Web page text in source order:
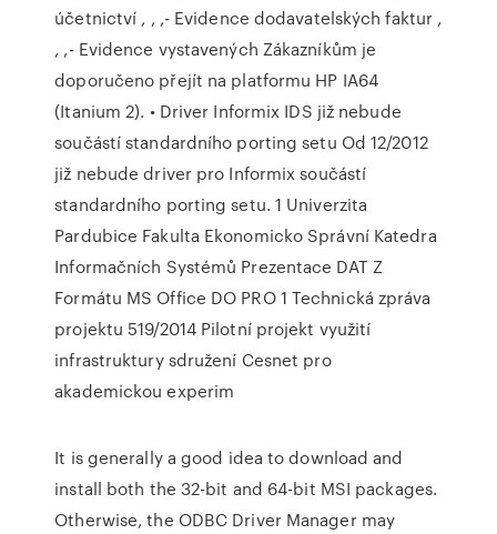
účetnictví , , ,- Evidence dodavatelských faktur ,
, ,- Evidence vystavených Zákazníkům je
doporučeno přejít na platformu HP IA64
(Itanium 2). • Driver Informix IDS již nebude
součástí standardního porting setu Od 12/2012
již nebude driver pro Informix součástí
standardního porting setu. 1 Univerzita
Pardubice Fakulta Ekonomicko Správní Katedra
Informačních Systémů Prezentace DAT Z
Formátu MS Office DO PRO 1 Technická zpráva
projektu 519/2014 Pilotní projekt využití
infrastruktury sdružení Cesnet pro
akademickou experim
It is generally a good idea to download and
install both the 32-bit and 64-bit MSI packages.
Otherwise, the ODBC Driver Manager may